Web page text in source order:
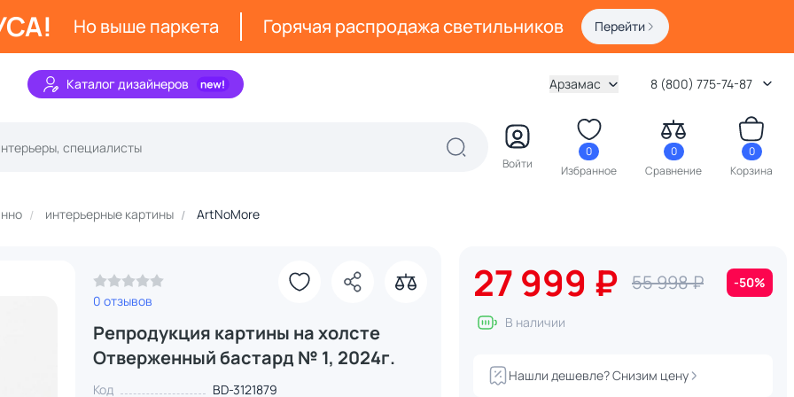
Но выше паркета Горячая распродажа светильников Перейти
Каталог дизайнеров Арзамас 8 (800) 775-74-87
Войти
0
Избранное
0
Сравнение
0
Корзина
интерьерные картины ArtNoMore
0 отзывов
Репродукция картины на холсте
Отверженный бастард № 1, 2024г.
Код BD-3121879
27 999 ₽ 55 998 ₽ -50%
В наличии
Нашли дешевле? Снизим цену